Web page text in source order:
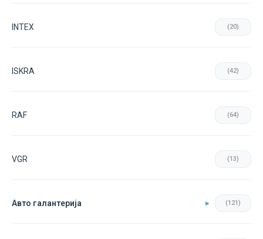
INTEX (20)
ISKRA (42)
RAF (64)
VGR (13)
Авто галантерија (121)